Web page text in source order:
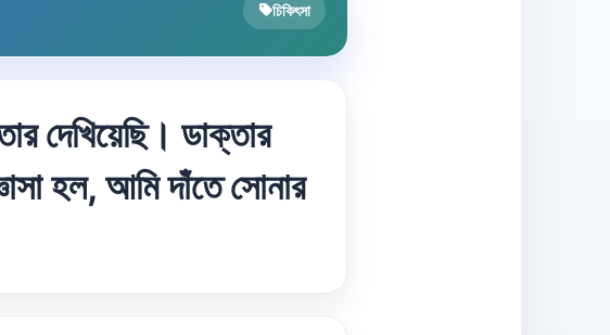
চিকিৎসা
দেখিয়েছি। ডাক্তার
হল, আমি দাঁতে সোনার